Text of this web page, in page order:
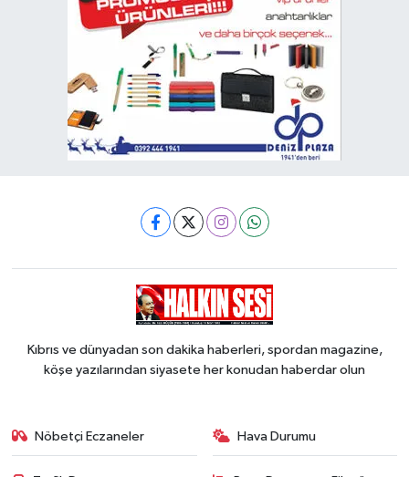
Kıbrıs ve dünyadan son dakika haberleri, spordan magazine,
köşe yazılarından siyasete her konudan haberdar olun
Nöbetçi Eczaneler Hava Durumu